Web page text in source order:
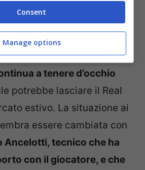
a tenere d’occhio
potrebbe lasciare il Real
estivo. La situazione ai
essere cambiata con
Ancelotti, tecnico che ha
con il giocatore, e che
Consent
Manage options